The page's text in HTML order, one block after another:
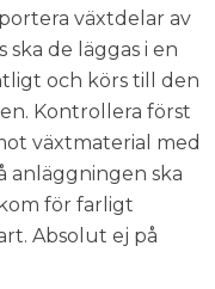
växtdelar av
ska de läggas i en
och körs till den
Kontrollera först
växtmaterial med
anläggningen ska
för farligt
Absolut ej på